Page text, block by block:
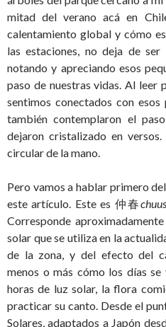
mitad del verano acá en
calentamiento global y cómo
las estaciones, no deja de
notando y apreciando esos
paso de nuestras vidas. Al leer
sentimos conectados con
también contemplaron el
dejaron cristalizado en
circular de la mano.
Pero vamos a hablar primero
este artículo. Este es 仲春
Corresponde
solar que se utiliza en la
de la zona, y del efecto del
menos o más cómo los días
horas de luz solar, la flora
practicar su canto. Desde el
Solares, adaptados a Japón